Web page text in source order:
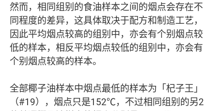
然而，相同组别的食油样本之间的烟点会存在不
同程度的差异，这具体取决于配方和制造工艺，
因此平均烟点较高的组别中，亦会有个别烟点较
低的样本，相反平均烟点较低的组别中，亦会有
个别烟点较高的样本。
全部椰子油样本中烟点最低的样本为「杞子王」
（#19），烟点只是152℃，不过相同组别的另2